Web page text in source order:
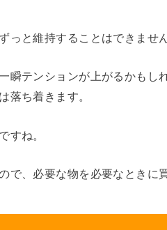
っと維持することはできません
瞬テンションが上がるかもし
落ち着きます。
すね。
、必要な物を必要なときに